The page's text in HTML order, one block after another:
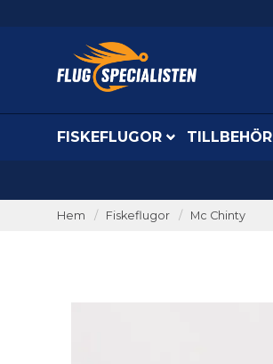
FISKEFLUGOR TILLBEHÖR
Hem Fiskeflugor Mc Chinty